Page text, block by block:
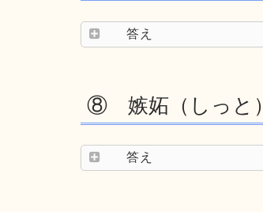
答え
⑧ 嫉妬（しっと）
答え